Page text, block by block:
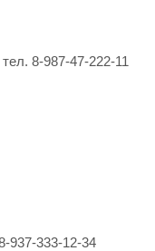
8-987-47-222-11
937-333-12-34